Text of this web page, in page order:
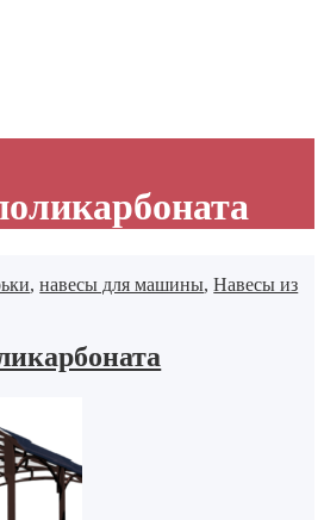
,навесы для машины,Навесы из